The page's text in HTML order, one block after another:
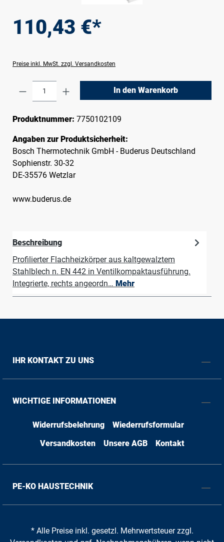
110,43 €*
Preise inkl. MwSt. zzgl. Versandkosten
Produkt Anzahl: Gib den gewünschten
In den Warenkorb
Produktnummer: 7750102109
Angaben zur Produktsicherheit:
Bosch Thermotechnik GmbH - Buderus Deutschland
Sophienstr. 30-32
DE-35576 Wetzlar
www.buderus.de
Beschreibung
Profilierter Flachheizkörper aus kaltgewalztem
Stahlblech n. EN 442 in Ventilkompaktausführung.
Integrierte, rechts angeordn… Mehr
IHR KONTAKT ZU UNS
WICHTIGE INFORMATIONEN
Widerrufsbelehrung
Wiederrufsformular
Versandkosten
Unsere AGB Kontakt
PE-KO HAUSTECHNIK
* Alle Preise inkl. gesetzl. Mehrwertsteuer zzgl.